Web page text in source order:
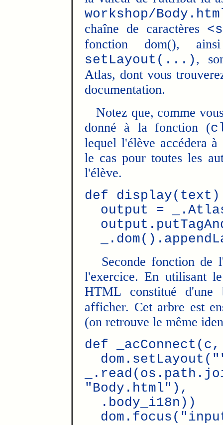
workshop/
chaîne de caractères
fonction dom(),
setLayout(...),
Atlas, dont vous
documentation.
Notez que, comme
donné à la fonction (
lequel l'élève accédera
le cas pour toutes les
l'élève.
def
output =
Seconde fonction de
l'exercice. En utilisant
HTML constitué
afficher. Cet arbre est
(on retrouve le même
def
"Body.html"),
.body_i18n))